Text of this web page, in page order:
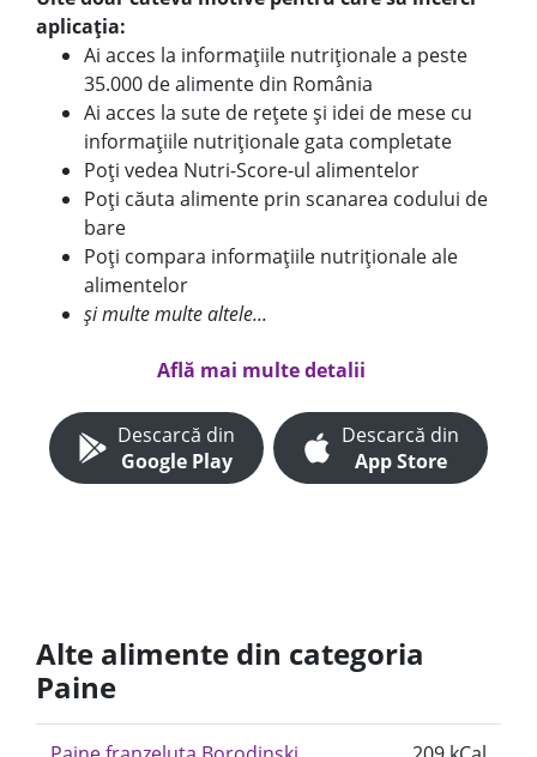
aplicația:
Ai acces la informațiile nutriționale a peste
35.000 de alimente din România
Ai acces la sute de rețete și idei de mese cu
informațiile nutriționale gata completate
Poți vedea Nutri-Score-ul alimentelor
Poți căuta alimente prin scanarea codului de
bare
Poți compara informațiile nutriționale ale
alimentelor
și multe multe altele...
Află mai multe detalii
Descarcă din
Google Play
Descarcă din
App Store
Alte alimente din categoria
Paine